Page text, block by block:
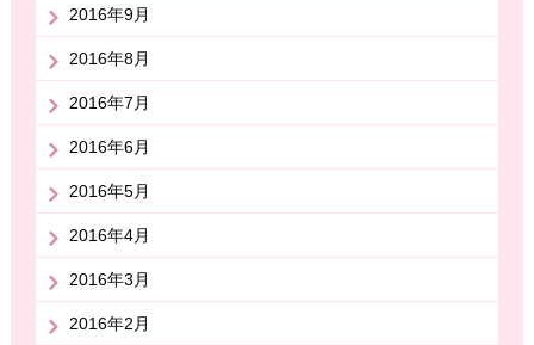
2016年9月
2016年8月
2016年7月
2016年6月
2016年5月
2016年4月
2016年3月
2016年2月